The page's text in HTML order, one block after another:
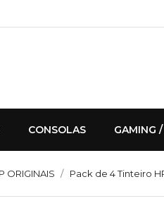
CONSOLAS GAMING
ORIGINAIS Pack de 4 Tinteiro